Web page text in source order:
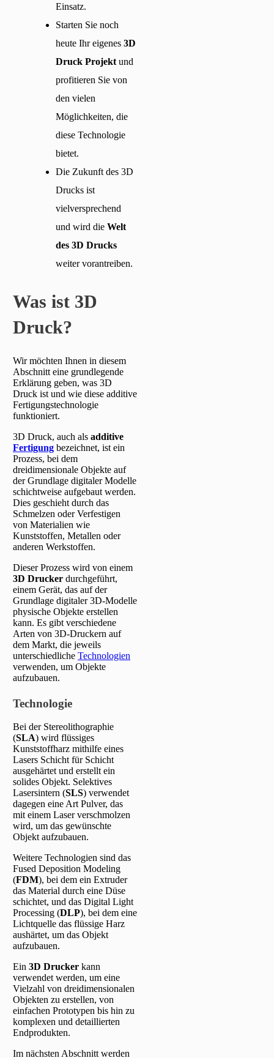
Einsatz.
Starten Sie noch
heute Ihr eigenes3D
Druck Projekt und
profitieren Sie von
den vielen
Möglichkeiten, die
diese Technologie
bietet.
Die Zukunft des 3D
Drucks ist
vielversprechend
und wird dieWelt
des 3D Drucks
weiter vorantreiben.
Was ist 3D
Druck?
Wir möchten Ihnen in diesem
Abschnitt eine grundlegende
Erklärung geben, was 3D
Druck ist und wie diese additive
Fertigungstechnologie
funktioniert.
3D Druck, auch als additive
Fertigung bezeichnet, ist ein
Prozess, bei dem
dreidimensionale Objekte auf
der Grundlage digitaler Modelle
schichtweise aufgebaut werden.
Dies geschieht durch das
Schmelzen oder Verfestigen
von Materialien wie
Kunststoffen, Metallen oder
anderen Werkstoffen.
Dieser Prozess wird von einem
3D Drucker durchgeführt,
einem Gerät, das auf der
Grundlage digitaler 3D-Modelle
physische Objekte erstellen
kann. Es gibt verschiedene
Arten von 3D-Druckern auf
dem Markt, die jeweils
unterschiedliche Technologien
verwenden, um Objekte
aufzubauen.
Technologie
Bei der Stereolithographie
(SLA) wird flüssiges
Kunststoffharz mithilfe eines
Lasers Schicht für Schicht
ausgehärtet und erstellt ein
solides Objekt. Selektives
Lasersintern (SLS) verwendet
dagegen eine Art Pulver, das
mit einem Laser verschmolzen
wird, um das gewünschte
Objekt aufzubauen.
Weitere Technologien sind das
Fused Deposition Modeling
(FDM), bei dem ein Extruder
das Material durch eine Düse
schichtet, und das Digital Light
Processing (DLP), bei dem eine
Lichtquelle das flüssige Harz
aushärtet, um das Objekt
aufzubauen.
Ein 3D Drucker kann
verwendet werden, um eine
Vielzahl von dreidimensionalen
Objekten zu erstellen, von
einfachen Prototypen bis hin zu
komplexen und detaillierten
Endprodukten.
Im nächsten Abschnitt werden